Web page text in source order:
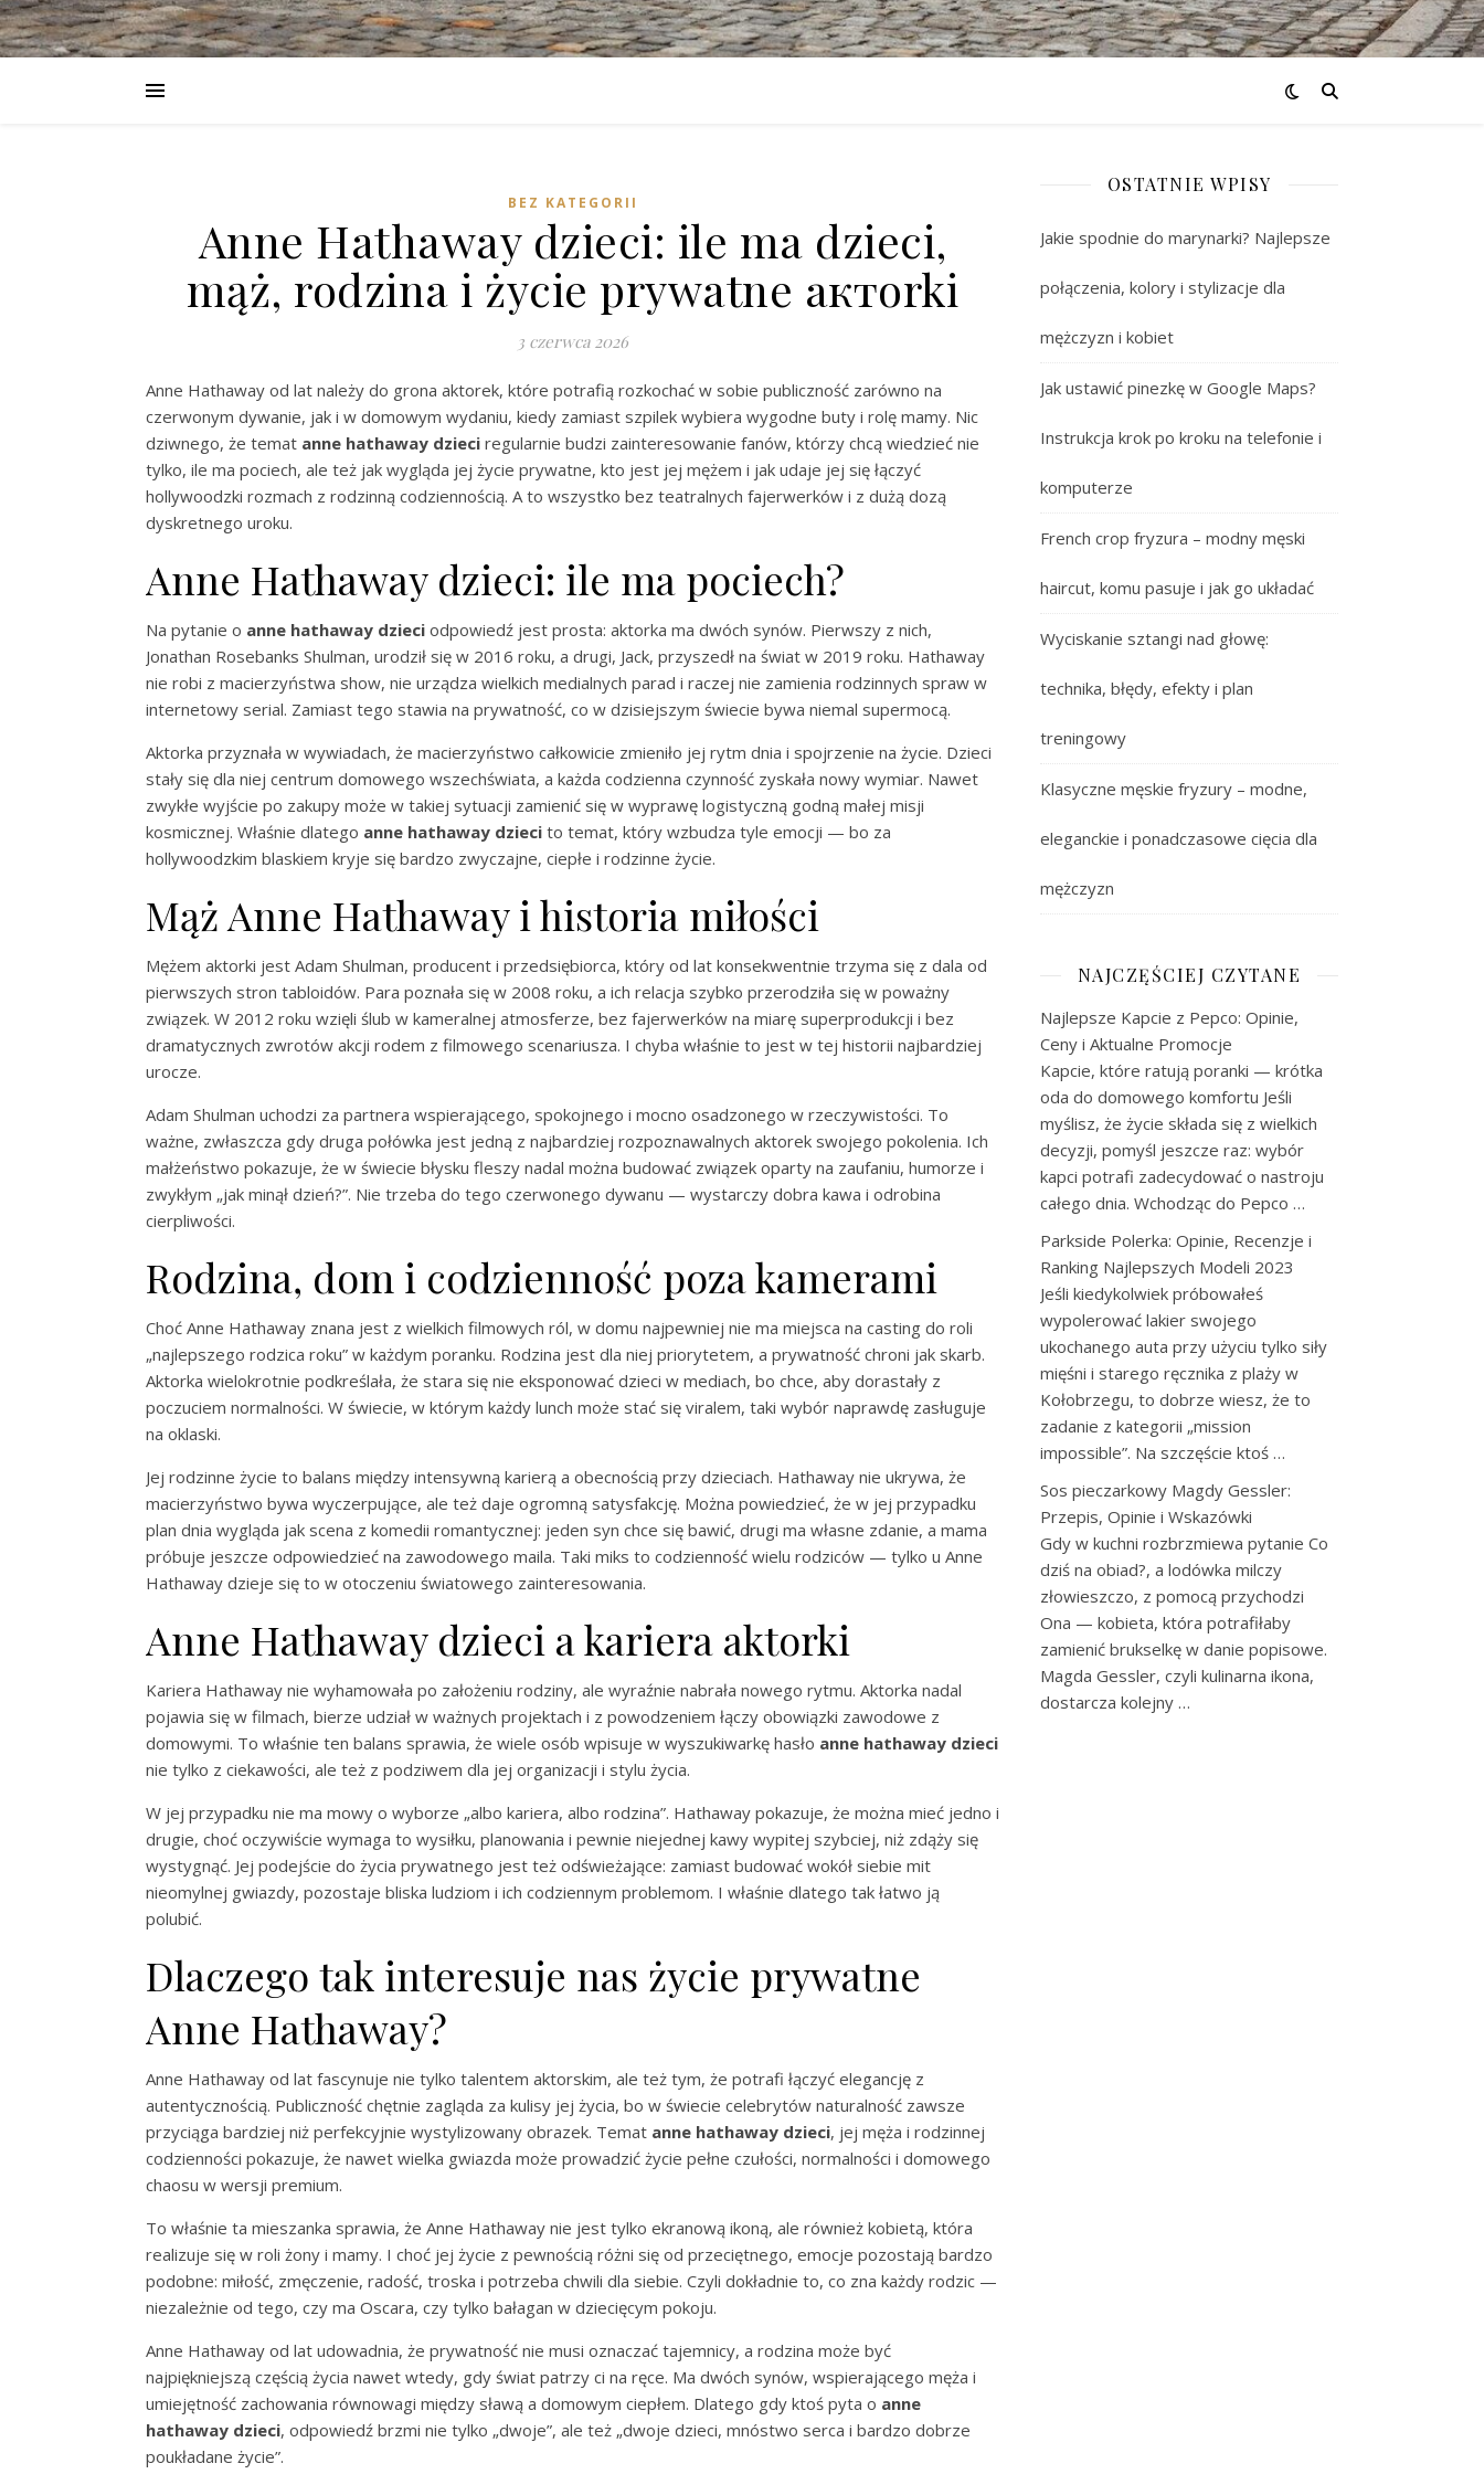
BEZ KATEGORII
Anne Hathaway dzieci: ile ma dzieci,
mąż, rodzina i życie prywatne актorki
3 czerwca 2026
Anne Hathaway od lat należy do grona aktorek, które potrafią rozkochać w sobie publiczność zarówno na
czerwonym dywanie, jak i w domowym wydaniu, kiedy zamiast szpilek wybiera wygodne buty i rolę mamy. Nic
dziwnego, że temat anne hathaway dzieci regularnie budzi zainteresowanie fanów, którzy chcą wiedzieć nie
tylko, ile ma pociech, ale też jak wygląda jej życie prywatne, kto jest jej mężem i jak udaje jej się łączyć
hollywoodzki rozmach z rodzinną codziennością. A to wszystko bez teatralnych fajerwerków i z dużą dozą
dyskretnego uroku.
Anne Hathaway dzieci: ile ma pociech?
Na pytanie o anne hathaway dzieci odpowiedź jest prosta: aktorka ma dwóch synów. Pierwszy z nich,
Jonathan Rosebanks Shulman, urodził się w 2016 roku, a drugi, Jack, przyszedł na świat w 2019 roku. Hathaway
nie robi z macierzyństwa show, nie urządza wielkich medialnych parad i raczej nie zamienia rodzinnych spraw w
internetowy serial. Zamiast tego stawia na prywatność, co w dzisiejszym świecie bywa niemal supermocą.
Aktorka przyznała w wywiadach, że macierzyństwo całkowicie zmieniło jej rytm dnia i spojrzenie na życie. Dzieci
stały się dla niej centrum domowego wszechświata, a każda codzienna czynność zyskała nowy wymiar. Nawet
zwykłe wyjście po zakupy może w takiej sytuacji zamienić się w wyprawę logistyczną godną małej misji
kosmicznej. Właśnie dlatego anne hathaway dzieci to temat, który wzbudza tyle emocji — bo za
hollywoodzkim blaskiem kryje się bardzo zwyczajne, ciepłe i rodzinne życie.
Mąż Anne Hathaway i historia miłości
Mężem aktorki jest Adam Shulman, producent i przedsiębiorca, który od lat konsekwentnie trzyma się z dala od
pierwszych stron tabloidów. Para poznała się w 2008 roku, a ich relacja szybko przerodziła się w poważny
związek. W 2012 roku wzięli ślub w kameralnej atmosferze, bez fajerwerków na miarę superprodukcji i bez
dramatycznych zwrotów akcji rodem z filmowego scenariusza. I chyba właśnie to jest w tej historii najbardziej
urocze.
Adam Shulman uchodzi za partnera wspierającego, spokojnego i mocno osadzonego w rzeczywistości. To
ważne, zwłaszcza gdy druga połówka jest jedną z najbardziej rozpoznawalnych aktorek swojego pokolenia. Ich
małżeństwo pokazuje, że w świecie błysku fleszy nadal można budować związek oparty na zaufaniu, humorze i
zwykłym „jak minął dzień?”. Nie trzeba do tego czerwonego dywanu — wystarczy dobra kawa i odrobina
cierpliwości.
Rodzina, dom i codzienność poza kamerami
Choć Anne Hathaway znana jest z wielkich filmowych ról, w domu najpewniej nie ma miejsca na casting do roli
„najlepszego rodzica roku” w każdym poranku. Rodzina jest dla niej priorytetem, a prywatność chroni jak skarb.
Aktorka wielokrotnie podkreślała, że stara się nie eksponować dzieci w mediach, bo chce, aby dorastały z
poczuciem normalności. W świecie, w którym każdy lunch może stać się viralem, taki wybór naprawdę zasługuje
na oklaski.
Jej rodzinne życie to balans między intensywną karierą a obecnością przy dzieciach. Hathaway nie ukrywa, że
macierzyństwo bywa wyczerpujące, ale też daje ogromną satysfakcję. Można powiedzieć, że w jej przypadku
plan dnia wygląda jak scena z komedii romantycznej: jeden syn chce się bawić, drugi ma własne zdanie, a mama
próbuje jeszcze odpowiedzieć na zawodowego maila. Taki miks to codzienność wielu rodziców — tylko u Anne
Hathaway dzieje się to w otoczeniu światowego zainteresowania.
Anne Hathaway dzieci a kariera aktorki
Kariera Hathaway nie wyhamowała po założeniu rodziny, ale wyraźnie nabrała nowego rytmu. Aktorka nadal
pojawia się w filmach, bierze udział w ważnych projektach i z powodzeniem łączy obowiązki zawodowe z
domowymi. To właśnie ten balans sprawia, że wiele osób wpisuje w wyszukiwarkę hasło anne hathaway dzieci
nie tylko z ciekawości, ale też z podziwem dla jej organizacji i stylu życia.
W jej przypadku nie ma mowy o wyborze „albo kariera, albo rodzina”. Hathaway pokazuje, że można mieć jedno i
drugie, choć oczywiście wymaga to wysiłku, planowania i pewnie niejednej kawy wypitej szybciej, niż zdąży się
wystygnąć. Jej podejście do życia prywatnego jest też odświeżające: zamiast budować wokół siebie mit
nieomylnej gwiazdy, pozostaje bliska ludziom i ich codziennym problemom. I właśnie dlatego tak łatwo ją
polubić.
Dlaczego tak interesuje nas życie prywatne
Anne Hathaway?
Anne Hathaway od lat fascynuje nie tylko talentem aktorskim, ale też tym, że potrafi łączyć elegancję z
autentycznością. Publiczność chętnie zagląda za kulisy jej życia, bo w świecie celebrytów naturalność zawsze
przyciąga bardziej niż perfekcyjnie wystylizowany obrazek. Temat anne hathaway dzieci, jej męża i rodzinnej
codzienności pokazuje, że nawet wielka gwiazda może prowadzić życie pełne czułości, normalności i domowego
chaosu w wersji premium.
To właśnie ta mieszanka sprawia, że Anne Hathaway nie jest tylko ekranową ikoną, ale również kobietą, która
realizuje się w roli żony i mamy. I choć jej życie z pewnością różni się od przeciętnego, emocje pozostają bardzo
podobne: miłość, zmęczenie, radość, troska i potrzeba chwili dla siebie. Czyli dokładnie to, co zna każdy rodzic —
niezależnie od tego, czy ma Oscara, czy tylko bałagan w dziecięcym pokoju.
Anne Hathaway od lat udowadnia, że prywatność nie musi oznaczać tajemnicy, a rodzina może być
najpiękniejszą częścią życia nawet wtedy, gdy świat patrzy ci na ręce. Ma dwóch synów, wspierającego męża i
umiejętność zachowania równowagi między sławą a domowym ciepłem. Dlatego gdy ktoś pyta o anne
hathaway dzieci, odpowiedź brzmi nie tylko „dwoje”, ale też „dwoje dzieci, mnóstwo serca i bardzo dobrze
poukładane życie”.
OSTATNIE WPISY
Jakie spodnie do marynarki? Najlepsze
połączenia, kolory i stylizacje dla
mężczyzn i kobiet
Jak ustawić pinezkę w Google Maps?
Instrukcja krok po kroku na telefonie i
komputerze
French crop fryzura – modny męski
haircut, komu pasuje i jak go układać
Wyciskanie sztangi nad głowę:
technika, błędy, efekty i plan
treningowy
Klasyczne męskie fryzury – modne,
eleganckie i ponadczasowe cięcia dla
mężczyzn
NAJCZĘŚCIEJ CZYTANE
Najlepsze Kapcie z Pepco: Opinie,
Ceny i Aktualne Promocje
Kapcie, które ratują poranki — krótka
oda do domowego komfortu Jeśli
myślisz, że życie składa się z wielkich
decyzji, pomyśl jeszcze raz: wybór
kapci potrafi zadecydować o nastroju
całego dnia. Wchodząc do Pepco …
Parkside Polerka: Opinie, Recenzje i
Ranking Najlepszych Modeli 2023
Jeśli kiedykolwiek próbowałeś
wypolerować lakier swojego
ukochanego auta przy użyciu tylko siły
mięśni i starego ręcznika z plaży w
Kołobrzegu, to dobrze wiesz, że to
zadanie z kategorii „mission
impossible”. Na szczęście ktoś …
Sos pieczarkowy Magdy Gessler:
Przepis, Opinie i Wskazówki
Gdy w kuchni rozbrzmiewa pytanie Co
dziś na obiad?, a lodówka milczy
złowieszczo, z pomocą przychodzi
Ona — kobieta, która potrafiłaby
zamienić brukselkę w danie popisowe.
Magda Gessler, czyli kulinarna ikona,
dostarcza kolejny …